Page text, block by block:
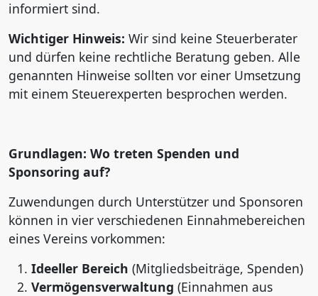
informiert sind.
Wichtiger Hinweis: Wir sind keine Steuerberater
und dürfen keine rechtliche Beratung geben. Alle
genannten Hinweise sollten vor einer Umsetzung
mit einem Steuerexperten besprochen werden.
Grundlagen: Wo treten Spenden und
Sponsoring auf?
Zuwendungen durch Unterstützer und Sponsoren
können in vier verschiedenen Einnahmebereichen
eines Vereins vorkommen:
Ideeller Bereich (Mitgliedsbeiträge, Spenden)
Vermögensverwaltung (Einnahmen aus